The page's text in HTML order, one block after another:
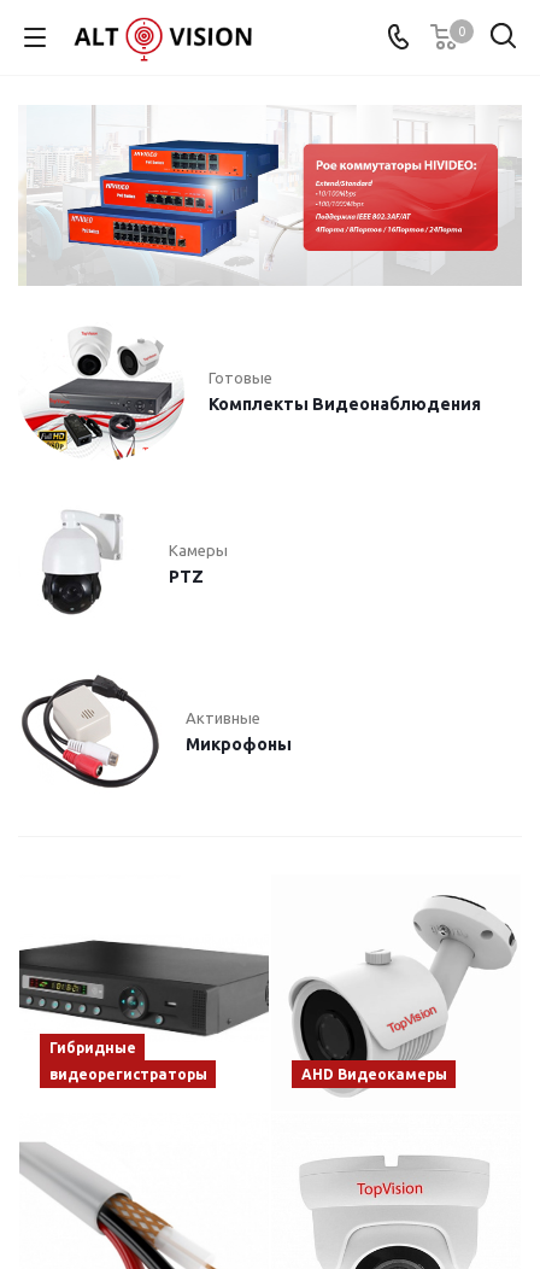
0
Готовые
Комплекты Видеонаблюдения
Камеры
PTZ
Активные
Микрофоны
Гибридные
видеорегистраторы
AHD Видеокамеры